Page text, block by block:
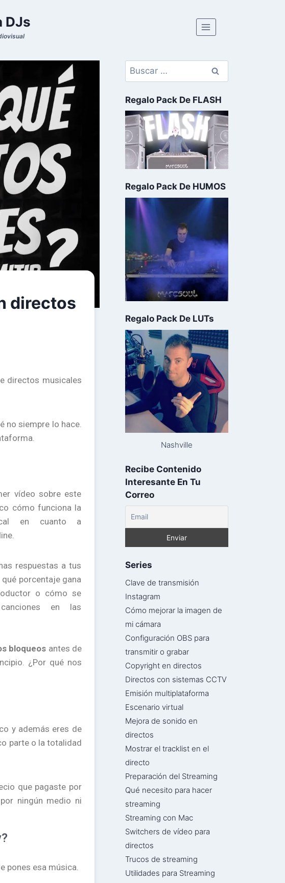
DJs
directos
directos musicales
no siempre lo hace.
vídeo sobre este
cómo funciona la
en cuanto a
respuestas a tus
porcentaje gana
o cómo se
en las
bloqueos antes de
¿Por qué nos
y además eres de
parte o la totalidad
que pagaste por
ningún medio ni
pones esa música.
Regalo Pack De FLASH
Regalo Pack De HUMOS
Regalo Pack De LUTs
Nashville
Recibe Contenido
Interesante En Tu
Correo
Series
Clave de transmisión
Instagram
Cómo mejorar la imagen de
mi cámara
Configuración OBS para
transmitir o grabar
Copyright en directos
Directos con sistemas CCTV
Emisión multiplataforma
Escenario virtual
Mejora de sonido en
directos
Mostrar el tracklist en el
directo
Preparación del Streaming
Qué necesito para hacer
streaming
Streaming con Mac
Switchers de vídeo para
directos
Trucos de streaming
Utilidades para Streaming